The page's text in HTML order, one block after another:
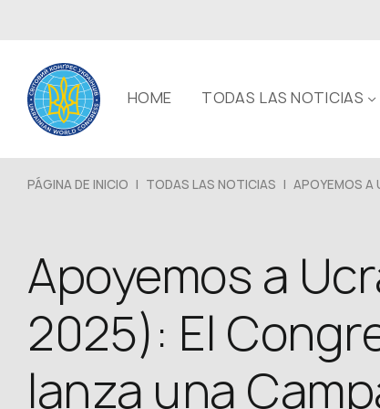
HOME TODAS LAS NOTICIAS
PÁGINA DE INICIO | TODAS LAS NOTICIAS | APOYEMOS A
Apoyemos a
2025): El
lanza una